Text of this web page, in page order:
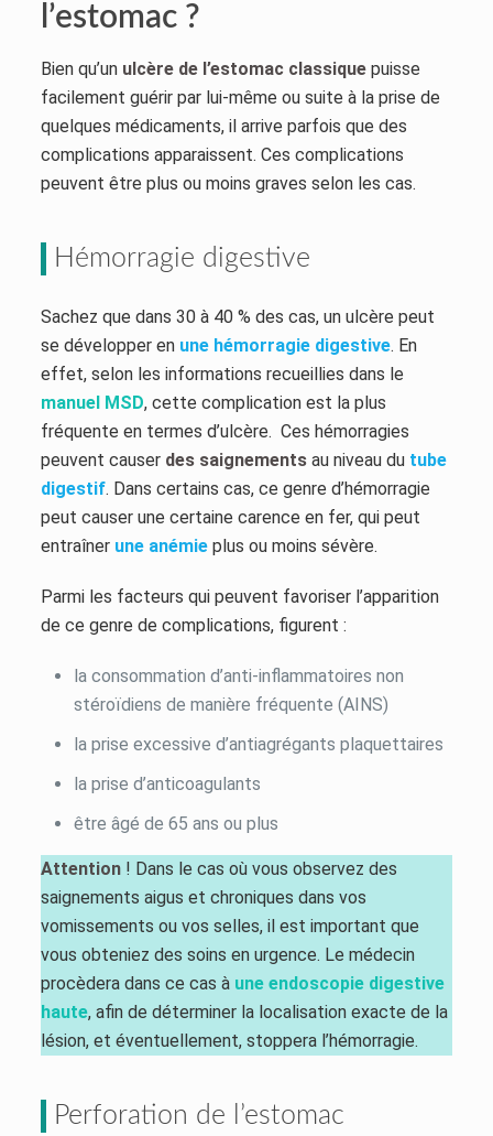
l’estomac ?
Bien qu’un ulcère de l’estomac classiquepuisse
facilement guérir par lui-même ou suite à la prise de
quelques médicaments, il arrive parfois que des
complications apparaissent. Ces complications
peuvent être plus ou moins graves selon les cas.
Hémorragie digestive
Sachez que dans 30 à 40 % des cas, un ulcère peut
se développer en une hémorragie digestive. En
effet, selon les informations recueillies dans le
manuel MSD, cette complication est la plus
fréquente en termes d’ulcère. Ces hémorragies
peuvent causerdes saignementsau niveau du tube
digestif. Dans certains cas, ce genre d’hémorragie
peut causer une certaine carence en fer, qui peut
entraîner une anémieplus ou moins sévère.
Parmi les facteurs qui peuvent favoriser l’apparition
de ce genre de complications, figurent :
la consommation d’anti-inflammatoires non
stéroïdiens de manière fréquente (AINS)
la prise excessive d’antiagrégants plaquettaires
la prise d’anticoagulants
être âgé de 65 ans ou plus
Attention! Dans le cas où vous observez des
saignements aigus et chroniques dans vos
vomissements ou vos selles, il est important que
vous obteniez des soins en urgence. Le médecin
procèdera dans ce cas à une endoscopie digestive
haute, afin de déterminer la localisation exacte de la
lésion, et éventuellement, stoppera l’hémorragie.
Perforation de l’estomac